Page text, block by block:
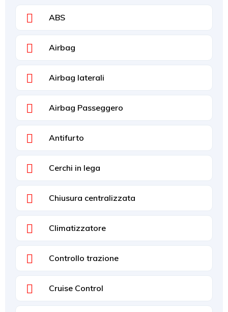
ABS
Airbag
Airbag laterali
Airbag Passeggero
Antifurto
Cerchi in lega
Chiusura centralizzata
Climatizzatore
Controllo trazione
Cruise Control